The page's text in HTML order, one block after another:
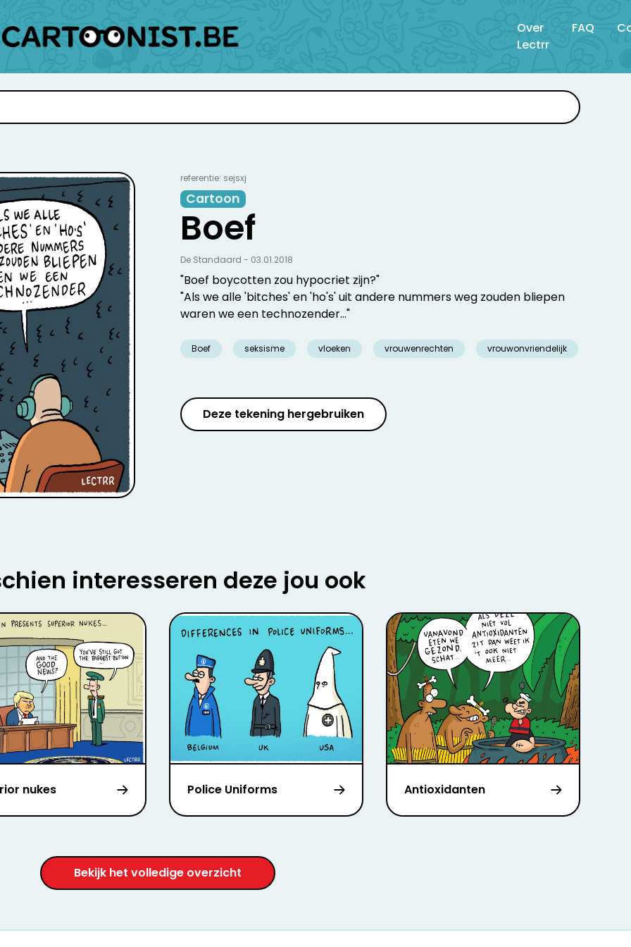
Over
Lectrr
FAQ
referentie: sejsxj
Cartoon
Boef
"Boef boycotten zou hypocriet zijn?"
"Als we alle 'bitches' en 'ho's' uit andere nummers weg zouden bliepen
waren we een technozender..."
Boef seksisme vloeken vrouwenrechten vrouwonvriendelijk
De Standaard - 03.01.2018
Deze tekening hergebruiken
interesseren deze jou ook
nukes Police Uniforms Antioxidanten
Bekijk het volledige overzicht